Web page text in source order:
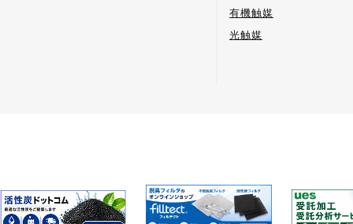
有機触媒
光触媒